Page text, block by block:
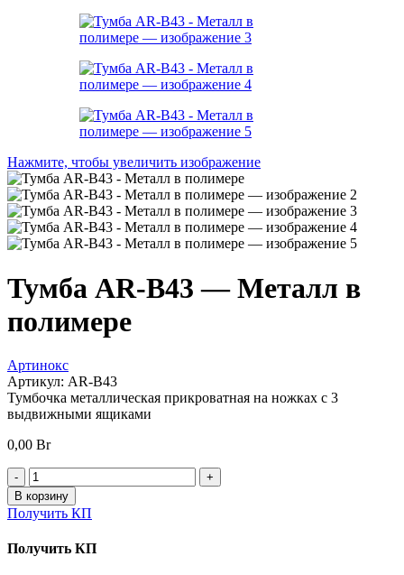
Нажмите, чтобы увеличить изображение
Тумба AR-B43 — Металл в
полимере
Артинокс
Артикул: AR-B43
Тумбочка металлическая прикроватная на ножках с 3
выдвижными ящиками
0,00 Br
Количество
товара
Тумба
AR-
-
В корзину
Получить КП
Получить КП